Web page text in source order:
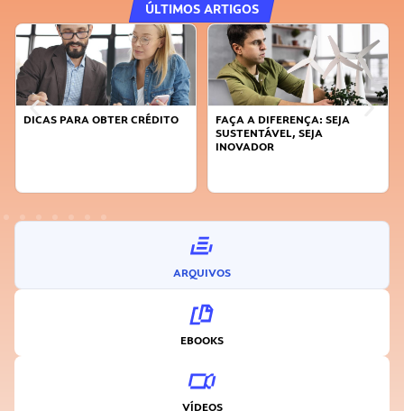
ÚLTIMOS ARTIGOS
DICAS PARA OBTER CRÉDITO
FAÇA A DIFERENÇA: SEJA
SUSTENTÁVEL, SEJA
INOVADOR
ARQUIVOS
EBOOKS
VÍDEOS